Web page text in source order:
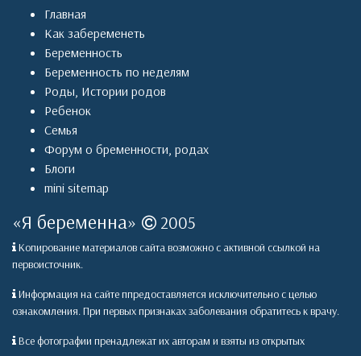
Главная
Как забеременеть
Беременность
Беременность по неделям
Роды, Истории родов
Ребенок
Семья
Форум о бременности, родах
Блоги
mini sitemap
«Я беременна» 2005
Копирование материалов сайта возможно с активной ссылкой на
первоисточник.
Информация на сайте ппредоставляется исключительно с целью
ознакомления. При первых признаках заболевания обратитесь к врачу.
Все фотографии пренадлежат их авторам и взяты из открытых